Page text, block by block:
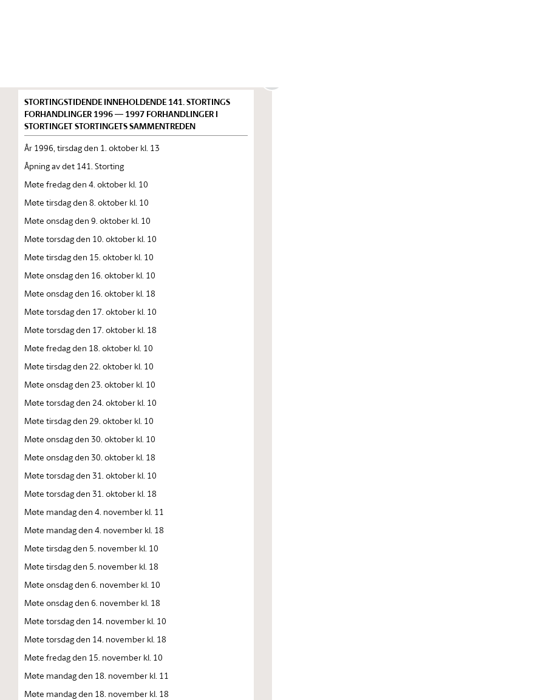
STORTINGSTIDENDE INNEHOLDENDE 141. STORTINGS
FORHANDLINGER 1996 — 1997 FORHANDLINGER I
STORTINGET STORTINGETS SAMMENTREDEN
År 1996, tirsdag den 1. oktober kl. 13
Åpning av det 141. Storting
Møte fredag den 4. oktober kl. 10
Møte tirsdag den 8. oktober kl. 10
Møte onsdag den 9. oktober kl. 10
Møte torsdag den 10. oktober kl. 10
Møte tirsdag den 15. oktober kl. 10
Møte onsdag den 16. oktober kl. 10
Møte onsdag den 16. oktober kl. 18
Møte torsdag den 17. oktober kl. 10
Møte torsdag den 17. oktober kl. 18
Møte fredag den 18. oktober kl. 10
Møte tirsdag den 22. oktober kl. 10
Møte onsdag den 23. oktober kl. 10
Møte torsdag den 24. oktober kl. 10
Møte tirsdag den 29. oktober kl. 10
Møte onsdag den 30. oktober kl. 10
Møte onsdag den 30. oktober kl. 18
Møte torsdag den 31. oktober kl. 10
Møte torsdag den 31. oktober kl. 18
Møte mandag den 4. november kl. 11
Møte mandag den 4. november kl. 18
Møte tirsdag den 5. november kl. 10
Møte tirsdag den 5. november kl. 18
Møte onsdag den 6. november kl. 10
Møte onsdag den 6. november kl. 18
Møte torsdag den 14. november kl. 10
Møte torsdag den 14. november kl. 18
Møte fredag den 15. november kl. 10
Møte mandag den 18. november kl. 11
Møte mandag den 18. november kl. 18